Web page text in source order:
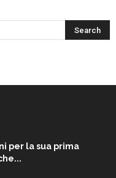
per la sua prima